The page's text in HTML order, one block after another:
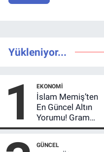
Yükleniyor...
1 EKONOMI
İslam Memiş’ten
En Güncel Altın
Yorumu! Gram
Altın İçin 6.350 TL
Beklentisi
GÜNCEL